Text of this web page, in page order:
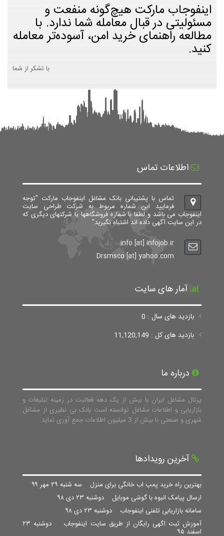
اینفوجاب مارکت هیچ‌گونه منفعت و
مسئولیتی در قبال معامله شما ندارد. با
مطالعه راهنمای خرید امن، آسوده‌تر معامله
کنید.
با تشکر از شما
اطلاعات تماس
تماس با پشتیبانی بانک مشاغل اینفوجاب مارکت "توجه
فرمایید این شماره مربوط به شرکت طراحی سایت
اینفوجاب می باشد و لطفا با شماره فروشگاهها یا شرکتهای دیگری که
در این سایت آگهی داده اند اشتباه نگیرید"
info [at] infojob.ir
Drsmsco [at] yahoo.com
آمار های سایت
بازدید های سال : 0
بازدید های کل : 11,120,149
درباره ما
پرتال مشاغل ایران با بیش از یک دهه فعالیت در زمینه تبلیغات و
بازاریابی و اطلاعات مشاغل توانسته است بانک بی نظیری از مشاغل
شهری و صنعتی با بیش از 3 میلیون اطلاعات جمع آوری نماید.
آخرین رویدادها
بهترین راه خرید پمپ اب خانگی برای منزل سه شنبه ۲۹ مهر ۹۹
ارسال پیامک انبوه با گوشی موبایل دوشنبه ۲۳ دی ۹۸
سامانه بازاریابی تلفنی اینفوجاب دوشنبه ۲۳ دی ۹۸
آموزش ثبت اگهی رایگان از طریق سایت اینفوجاب
دوشنبه ۲۳
اسفند ۹۵